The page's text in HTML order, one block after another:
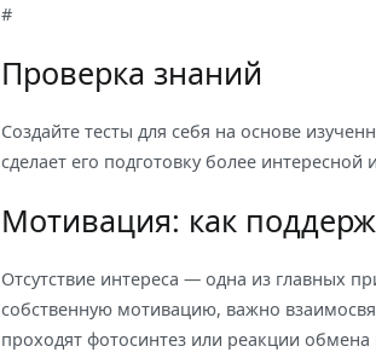
#
Проверка знаний
Создайте тесты для себя на основе
сделает его подготовку более интересной
Мотивация: как
Отсутствие интереса — одна из главных
собственную мотивацию, важно
проходят фотосинтез или реакции